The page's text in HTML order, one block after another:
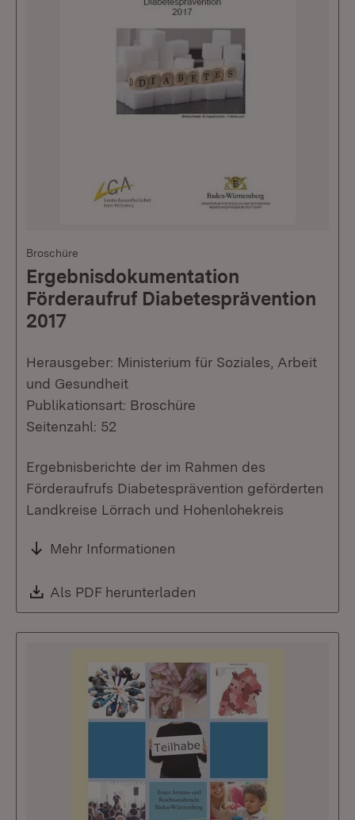
Broschüre
Ergebnisdokumentation
Förderaufruf Diabetesprävention
2017
Herausgeber: Ministerium für Soziales, Arbeit
und Gesundheit
Publikationsart: Broschüre
Seitenzahl: 52
Ergebnisberichte der im Rahmen des
Förderaufrufs Diabetesprävention geförderten
Landkreise Lörrach und Hohenlohekreis
Mehr Informationen
Download:
Als PDF herunterladen